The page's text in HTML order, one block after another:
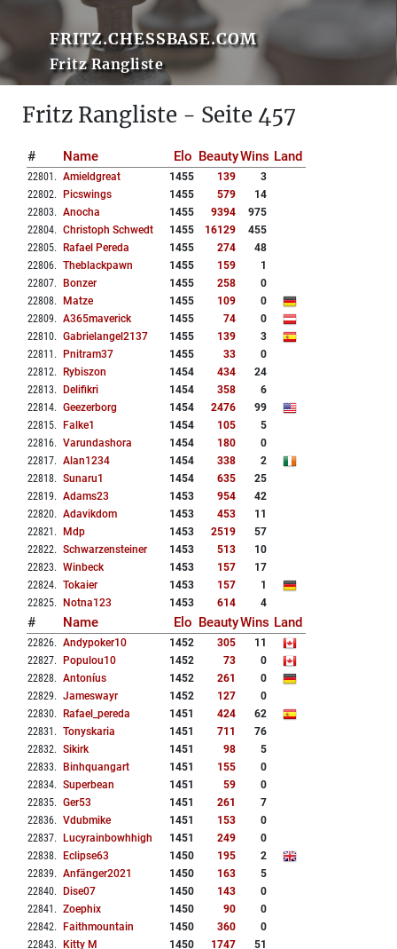
FRITZ.CHESSBASE.COM
Fritz Rangliste
Fritz Rangliste - Seite 457
# Name Elo BeautyWins Land
22801 . Amieldgreat 1455 139
3
22802. Picswings 1455 579
14
22803. Anocha 1455 9394
975
22804. Christoph Schwedt 1455 16129
455
22805. Rafael Pereda 1455 274
48
22806. Theblackpawn 1455 159
1
22807. Bonzer 1455 258
0
22808. Matze 1455 109
0
22809. A365maverick 1455 74
0
22810. Gabrielangel2137 1455 139
3
22811 . Pnitram37 1455 33
0
22812. Rybiszon 1454 434
24
22813. Delifikri 1454 358
6
22814. Geezerborg 1454 2476
99
22815. Falke1 1454 105
5
22816. Varundashora 1454 180
0
22817. Alan1234 1454 338
2
22818. Sunaru1 1454 635
25
22819. Adams23 1453 954
42
22820. Adavikdom 1453 453
11
22821 . Mdp 1453 2519
57
22822. Schwarzensteiner 1453 513
10
22823. Winbeck 1453 157
17
22824. Tokaier 1453 157
1
22825. Notna123 1453 614 4
# Name Elo BeautyWins Land
22826. Andypoker10 1452 305
11
22827. Populou10 1452 73
0
22828. Antoníus 1452 261
0
22829. Jameswayr 1452 127
0
22830. Rafael_pereda 1451 424
62
22831 . Tonyskaria 1451 711
76
22832. Sikirk 1451 98
5
22833. Binhquangart 1451 155
0
22834. Superbean 1451 59
0
22835. Ger53 1451 261
7
22836. Vdubmike 1451 153
0
22837. Lucyrainbowhhigh 1451 249
0
22838. Eclipse63 1450 195
2
22839. Anfänger2021 1450 163
5
22840. Dise07 1450 143
0
22841 . Zoephix 1450 90
0
22842. Faithmountain 1450 360
0
22843. Kitty M 1450 1747
51